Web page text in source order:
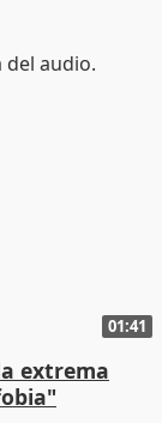
01:41
extrema